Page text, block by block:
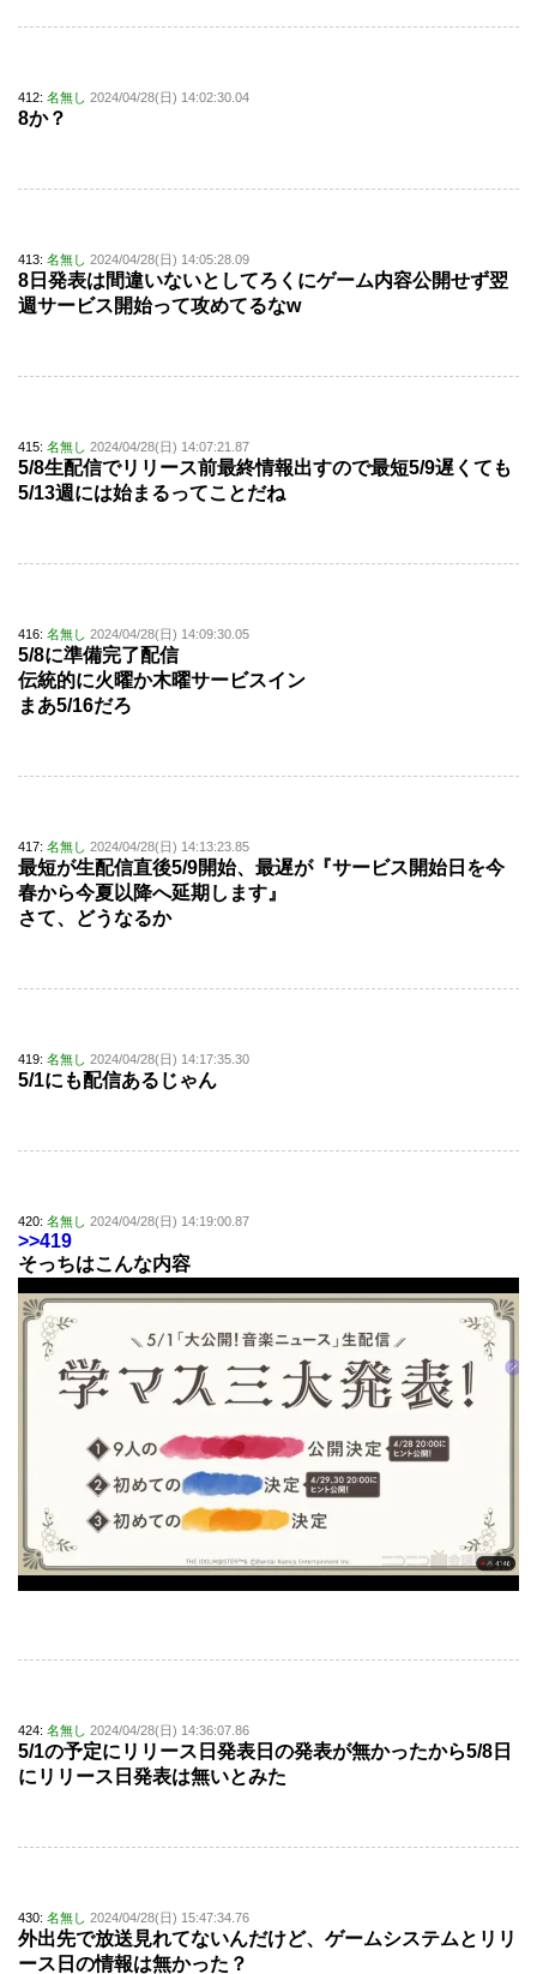
412: 名無し 2024/04/28(日) 14:02:30.04
8か？
413: 名無し 2024/04/28(日) 14:05:28.09
8日発表は間違いないとしてろくにゲーム内容公開せず翌
週サービス開始って攻めてるなw
415: 名無し 2024/04/28(日) 14:07:21.87
5/8生配信でリリース前最終情報出すので最短5/9遅くても
5/13週には始まるってことだね
416: 名無し 2024/04/28(日) 14:09:30.05
5/8に準備完了配信
伝統的に火曜か木曜サービスイン
まあ5/16だろ
417: 名無し 2024/04/28(日) 14:13:23.85
最短が生配信直後5/9開始、最遅が『サービス開始日を今
春から今夏以降へ延期します』
さて、どうなるか
419: 名無し 2024/04/28(日) 14:17:35.30
5/1にも配信あるじゃん
420: 名無し 2024/04/28(日) 14:19:00.87
>>419
そっちはこんな内容
424: 名無し 2024/04/28(日) 14:36:07.86
5/1の予定にリリース日発表日の発表が無かったから5/8日
にリリース日発表は無いとみた
430: 名無し 2024/04/28(日) 15:47:34.76
外出先で放送見れてないんだけど、ゲームシステムとリリ
ース日の情報は無かった？